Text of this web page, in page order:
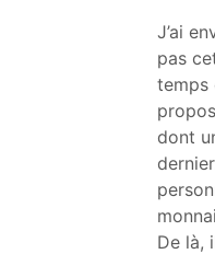
J’ai
pas
temps
dont
De là,